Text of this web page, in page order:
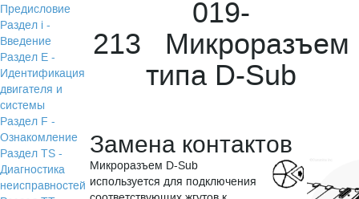
Предисловие
Раздел i -
Введение
Раздел Е -
Идентификация
двигателя и
системы
Раздел F -
Ознакомление
Раздел TS -
Диагностика
неисправностей
019-
213 Микроразъем
типа D-Sub
Замена контактов
Микроразъем D-Sub
используется для подключения